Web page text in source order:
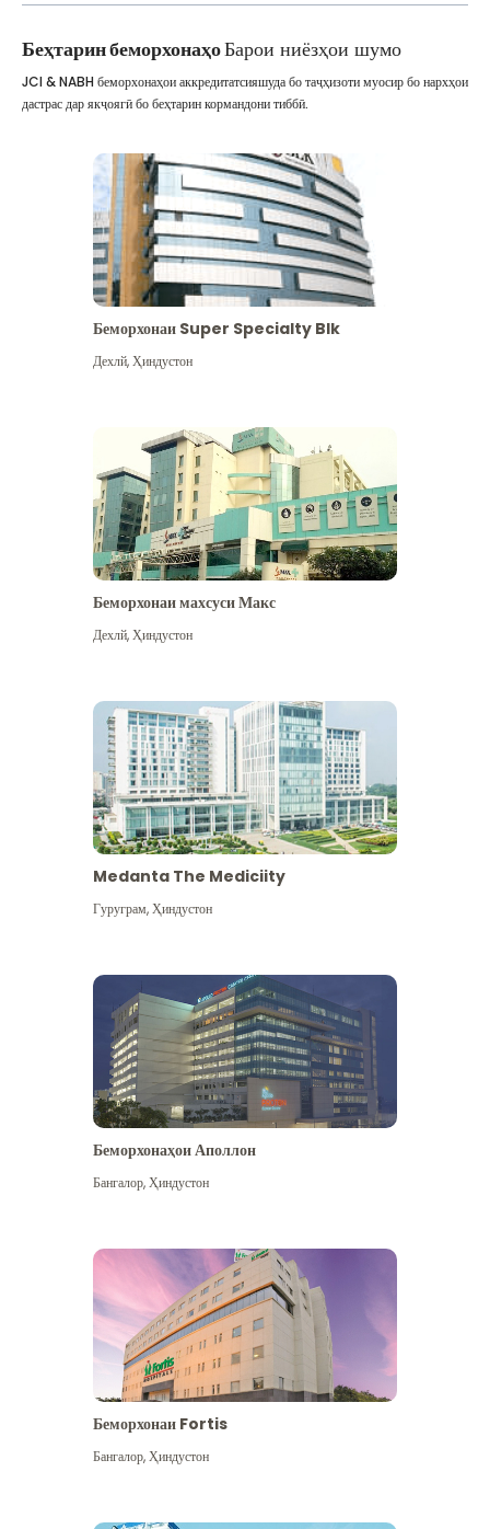
Беҳтарин беморхонаҳоБарои ниёзҳои шумо
Бештар дидан
JCI & NABH беморхонаҳои аккредитатсияшуда бо таҷҳизоти муосир бо нархҳои
дастрас дар якҷоягӣ бо беҳтарин кормандони тиббӣ.
Беморхонаи Super Specialty Blk
Дехлй,Ҳиндустон
Беморхонаи махсуси Макс
Дехлй,Ҳиндустон
Medanta The Mediciity
Гуруграм,Ҳиндустон
Беморхонаҳои Аполлон
Бангалор,Ҳиндустон
Беморхонаи Fortis
Бангалор,Ҳиндустон